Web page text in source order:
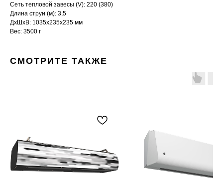
Сеть тепловой завесы (V): 220 (380)
Длина струи (м): 3,5
ДxШxВ: 1035x235x235 мм
Вес: 3500 г
СМОТРИТЕ ТАКЖЕ